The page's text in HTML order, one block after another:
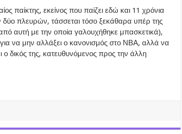
παίκτης, εκείνος που παίζει εδώ και 11 χρόνια
δύο πλευρών, τάσσεται τόσο ξεκάθαρα υπέρ της
αυτή με την οποία γαλουχήθηκε μπασκετικά),
για να μην αλλάξει ο κανονισμός στο ΝΒΑ, αλλά να
ο δικός της, κατευθυνόμενος προς την άλλη